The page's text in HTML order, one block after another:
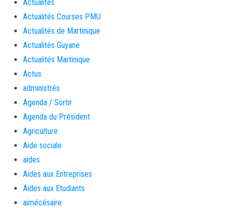
Actualités
Actualités Courses PMU
Actualités de Martinique
Actualités Guyane
Actualités Martinique
Actus
administrés
Agenda / Sortir
Agenda du Président
Agriculture
Aide sociale
aides
Aides aux Entreprises
Aides aux Etudiants
aimécésaire